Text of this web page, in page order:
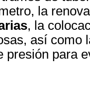
la
, la
así como
presión para